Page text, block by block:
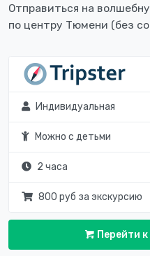
Отправиться на
по центру Тюмени (без
Индивидуальная
Можно с детьми
2 часа
800 руб за экскурсию
Перейти